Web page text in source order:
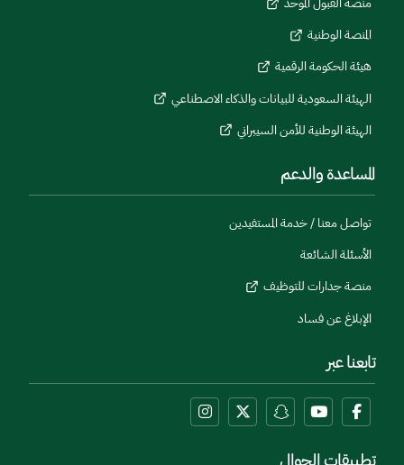
المنصة الوطنية
هيئة الحكومة الرقمية
الهيئة السعودية للبيانات والذكاء الاصطناعي
الهيئة الوطنية للأمن السيبراني
المساعدة والدعم
تواصل معنا / خدمة المستفيدين
الأسئلة الشائعة
منصة جدارات للتوظيف
الإبلاغ عن فساد
تابعنا عبر
تطبيقات الجوال